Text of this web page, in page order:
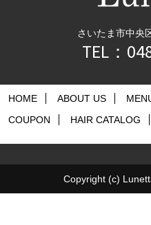
さいたま市中央
TEL：
HOME ABOUT US
COUPON
HAIR CATALOG
Copyright (c)